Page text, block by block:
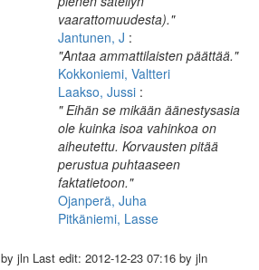
vaarattomuudesta)."
Jantunen, J :
"Antaa ammattilaisten päättää."
Kokkoniemi, Valtteri
Laakso, Jussi :
" Eihän se mikään äänestysasia
ole kuinka isoa vahinkoa on
aiheutettu. Korvausten pitää
perustua puhtaaseen
faktatietoon."
Ojanperä, Juha
Pitkäniemi, Lasse
by jln Last edit: 2012-12-23 07:16 by jln